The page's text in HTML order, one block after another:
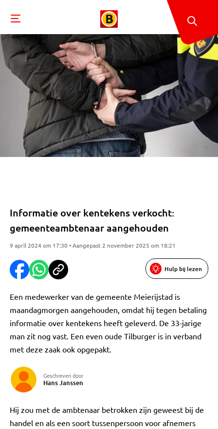
Informatie over kentekens verkocht:
gemeenteambtenaar aangehouden
9 april 2024 om 17:30 • Aangepast 2 november 2025 om 18:21
Hulp bij lezen
Een medewerker van de gemeente Meierijstad is
maandagmorgen aangehouden, omdat hij tegen betaling
informatie over kentekens heeft geleverd. De 33-jarige
man zit nog vast. Een even oude Tilburger is in verband
met deze zaak ook opgepakt.
Geschreven door
Hans Janssen
Hij zou met de ambtenaar betrokken zijn geweest bij de
handel en als een soort tussenpersoon voor afnemers